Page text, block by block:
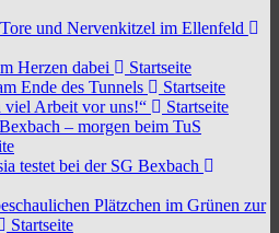
Tore und Nervenkitzel im Ellenfeld
Herzen dabei
Startseite
Ende des Tunnels
Startseite
viel Arbeit vor uns!“
Startseite
– morgen beim TuS
testet bei der SG Bexbach
Plätzchen im Grünen zur
Startseite